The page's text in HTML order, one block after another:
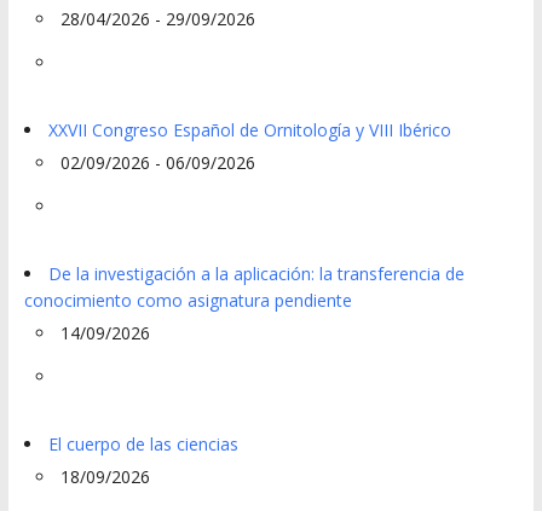
28/04/2026 - 29/09/2026
XXVII Congreso Español de Ornitología y VIII Ibérico
02/09/2026 - 06/09/2026
De la investigación a la aplicación: la transferencia de
conocimiento como asignatura pendiente
14/09/2026
El cuerpo de las ciencias
18/09/2026